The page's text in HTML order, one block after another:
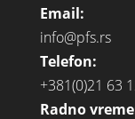
Email:
info@pfs.rs
Telefon:
+381(0)21 63
Radno